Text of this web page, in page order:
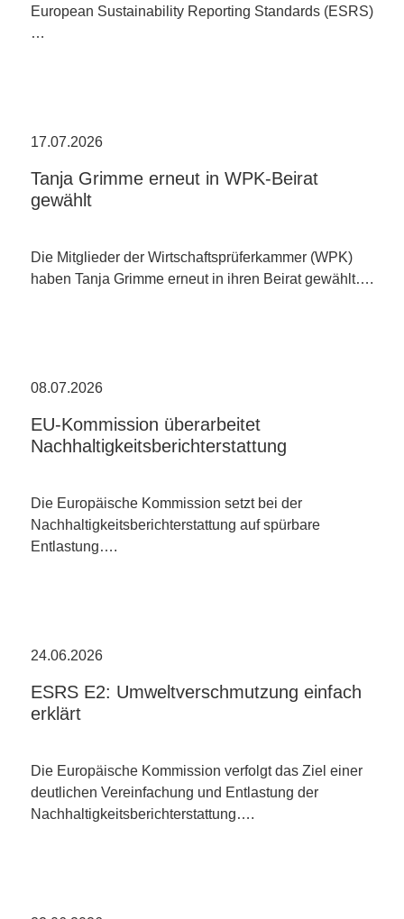
European Sustainability Reporting Standards (ESRS)
…
17.07.2026
Tanja Grimme erneut in WPK-Beirat
gewählt
Die Mitglieder der Wirtschaftsprüferkammer (WPK)
haben Tanja Grimme erneut in ihren Beirat gewählt….
08.07.2026
EU-Kommission überarbeitet
Nachhaltigkeitsberichterstattung
Die Europäische Kommission setzt bei der
Nachhaltigkeitsberichterstattung auf spürbare
Entlastung….
24.06.2026
ESRS E2: Umweltverschmutzung einfach
erklärt
Die Europäische Kommission verfolgt das Ziel einer
deutlichen Vereinfachung und Entlastung der
Nachhaltigkeitsberichterstattung….